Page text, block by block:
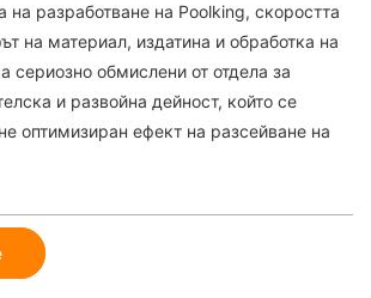
на разработване на Poolking, скоростта
на материал, издатина и обработка на
сериозно обмислени от отдела за
и развойна дейност, който се
оптимизиран ефект на разсейване на